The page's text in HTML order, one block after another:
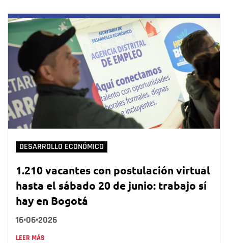
DESARROLLO ECONÓMICO
1.210 vacantes con postulación virtual
hasta el sábado 20 de junio: trabajo sí
hay en Bogotá
16•06•2026
LEER MÁS